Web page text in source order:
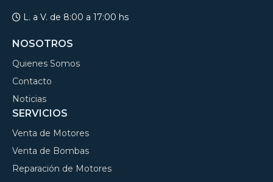
L. a V. de 8:00 a 17:00 hs
NOSOTROS
Quienes Somos
Contacto
Noticias
SERVICIOS
Venta de Motores
Venta de Bombas
Reparación de Motores